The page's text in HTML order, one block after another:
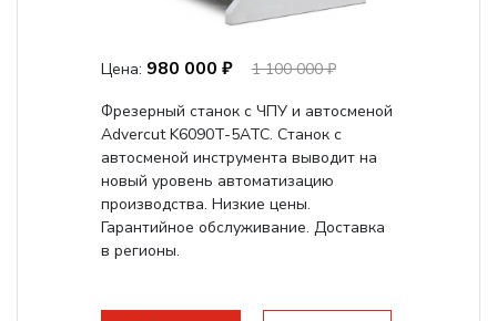
Цена: 980 000 ₽
1 100 000 ₽
Фрезерный станок с ЧПУ и автосменой
Advercut K6090T-5ATC. Станок с
автосменой инструмента выводит на
новый уровень автоматизацию
производства. Низкие цены.
Гарантийное обслуживание. Доставка
в регионы.